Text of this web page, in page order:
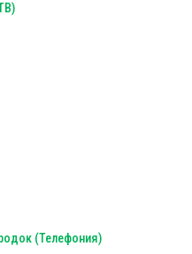
(Телефония)